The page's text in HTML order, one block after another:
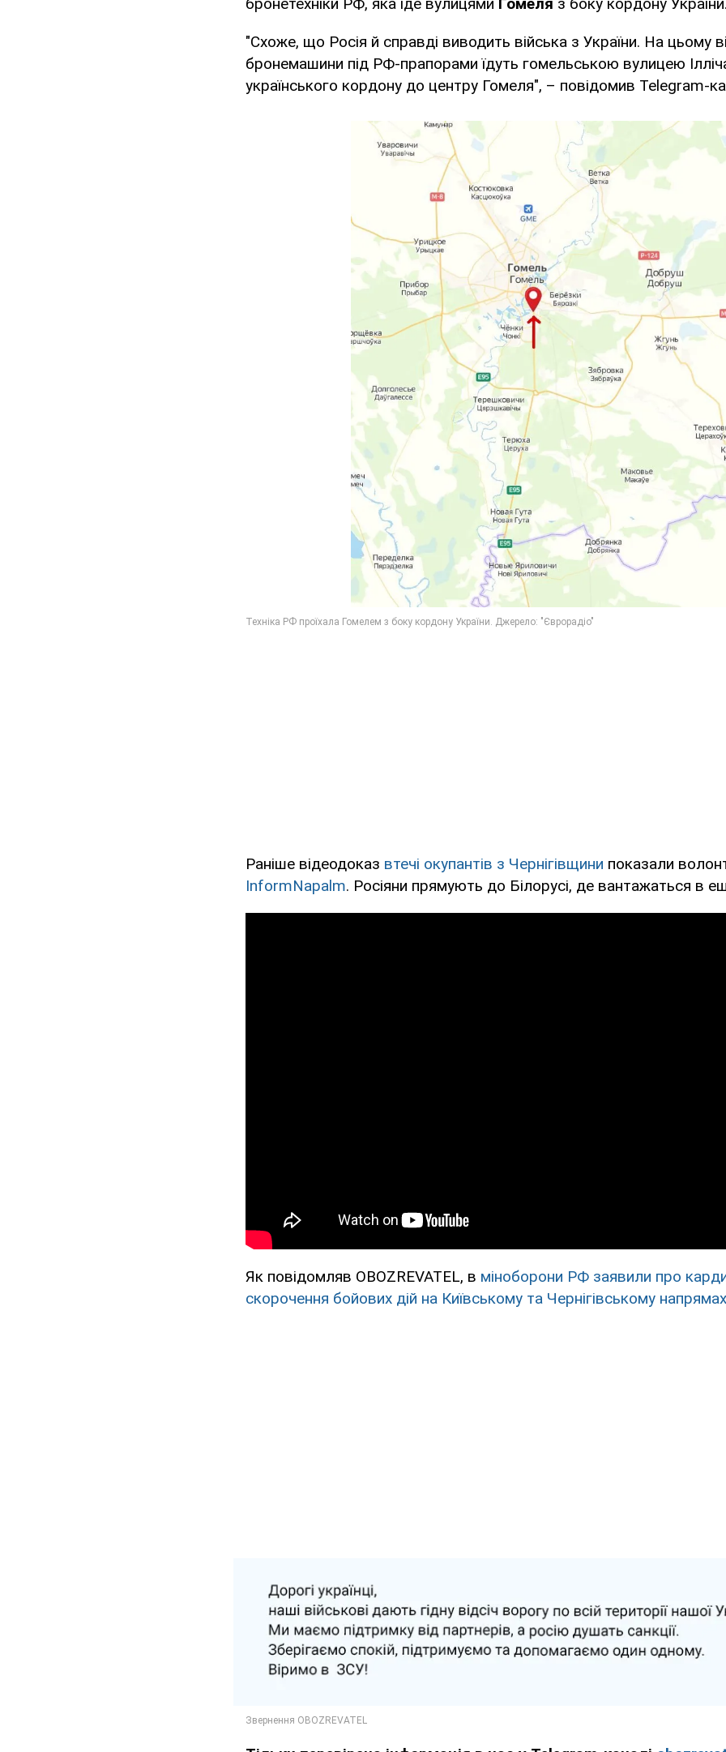
"Схоже, що Росія й справді виводить війська з України. На цьому
бронемашини під РФ-прапорами їдуть гомельською вулицею
українського кордону до центру Гомеля", – повідомив Telegram-
Раніше відеодоказ втечі окупантів з Чернігівщини показали
InformNapalm. Росіяни прямують до Білорусі, де вантажаться в
Як повідомляв OBOZREVATEL, в міноборони РФ заявили про
скорочення бойових дій на Київському та Чернігівському